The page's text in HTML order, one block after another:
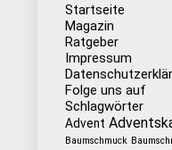
Startseite
Magazin
Ratgeber
Impressum
Folge uns auf
Schlagwörter
Advent
Baumschmuck